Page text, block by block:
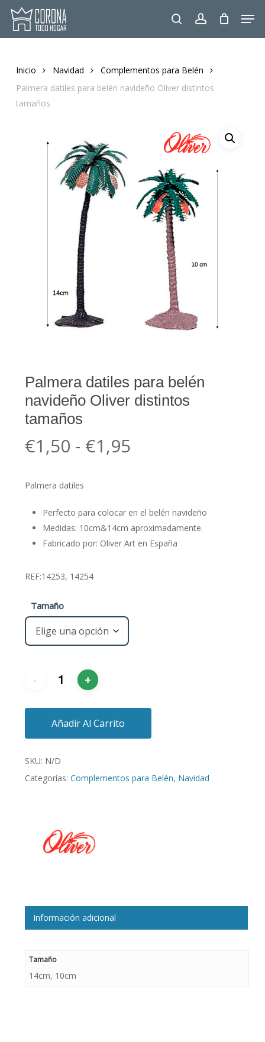
Skip
main
searchaccount
Inicio Navidad
Complementos para Belén
Palmera datiles para belén navideño Oliver distintos
tamaños
Palmera datiles para belén
navideño Oliver distintos
tamaños
€1,50 - €1,95Rango
€1,50
hasta
€1,95
Palmera datiles
Perfecto para colocar en el belén navideño
Medidas: 10cm&14cm aproximadamente.
Fabricado por: Oliver Art en España
REF:14253, 14254
Tamaño
Añadir Al Carrito
SKU: N/D
Categorías: Complementos para Belén, Navidad
Información adicional
Tamaño
14cm, 10cm